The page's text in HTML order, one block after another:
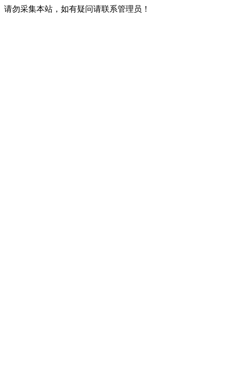
请勿采集本站，如有疑问请联系管理员！